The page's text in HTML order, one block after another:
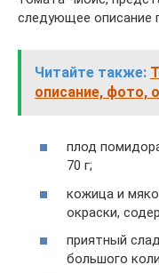
следующее описание
Читайте также:
описание, фото,
плод
70 г;
кожица и
окраски,
приятный
большого